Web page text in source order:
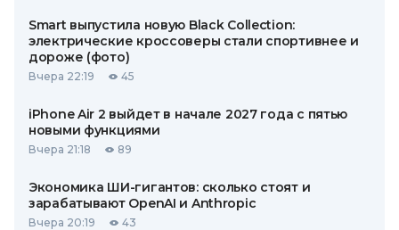
Smart выпустила новую Black Collection:
электрические кроссоверы стали спортивнее и
дороже (фото)
Вчера 22:19 45
iPhone Air 2 выйдет в начале 2027 года с пятью
новыми функциями
Вчера 21:18 89
Экономика ШИ-гигантов: сколько стоят и
зарабатывают OpenAI и Anthropic
Вчера 20:19 43